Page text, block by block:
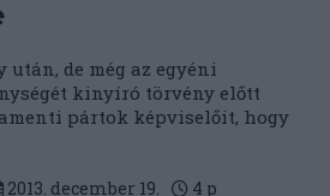
de még az egyéni
kinyíró törvény előtt
pártok képviselőit, hogy
2013. december 19. 4 p